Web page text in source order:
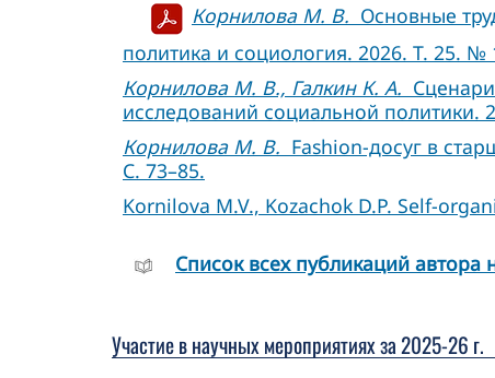
Корнилова М. В. Основные
политика и социология. 2026. Т. 25. №
Корнилова М. В., Галкин К. А.
исследований социальной политики.
Корнилова М. В. Fashion-досуг в
С. 73–85.
Kornilova M.V., Kozachok D.P. Self-
Cписок всех публикаций автора
Участие в научных мероприятиях за 2025-26 г.